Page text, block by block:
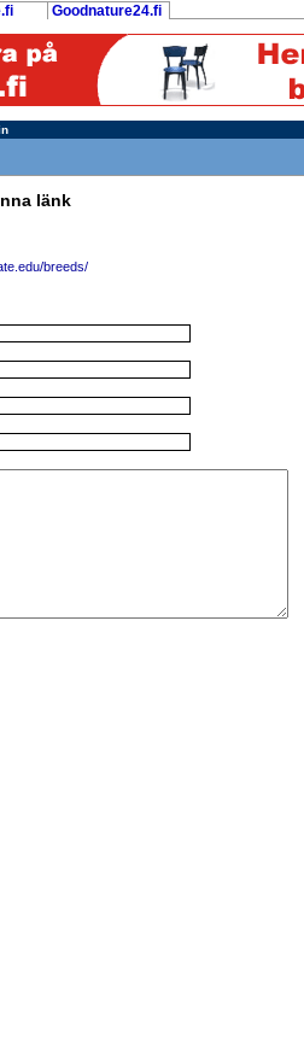
Goodnature24.fi
länk
breeds/